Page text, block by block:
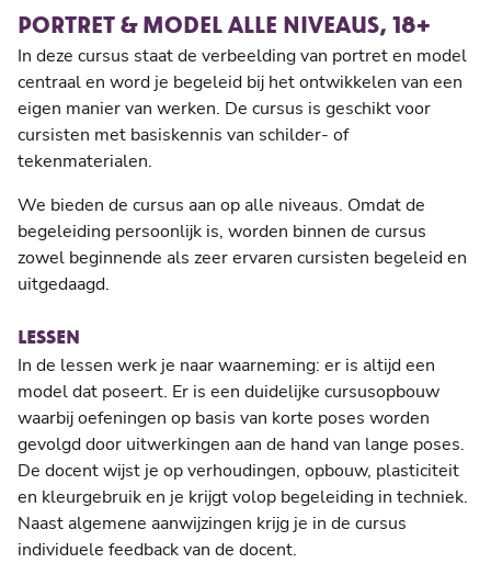
PORTRET & MODEL ALLE NIVEAUS, 18+
In deze cursus staat de verbeelding van portret en model
centraal en word je begeleid bij het ontwikkelen van een
eigen manier van werken. De cursus is geschikt voor
cursisten met basiskennis van schilder- of
tekenmaterialen.
We bieden de cursus aan op alle niveaus. Omdat de
begeleiding persoonlijk is, worden binnen de cursus
zowel beginnende als zeer ervaren cursisten begeleid en
uitgedaagd.
LESSEN
In de lessen werk je naar waarneming: er is altijd een
model dat poseert. Er is een duidelijke cursusopbouw
waarbij oefeningen op basis van korte poses worden
gevolgd door uitwerkingen aan de hand van lange poses.
De docent wijst je op verhoudingen, opbouw, plasticiteit
en kleurgebruik en je krijgt volop begeleiding in techniek.
Naast algemene aanwijzingen krijg je in de cursus
individuele feedback van de docent.